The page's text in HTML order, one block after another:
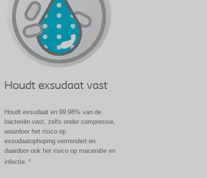
Houdt exsudaat vast
Houdt exsudaat en 99.98% van de
bacteriën vast, zelfs onder compressie,
waardoor het risico op
exsudaatophoping vermindert en
daardoor ook het risico op maceratie en
infectie. 4